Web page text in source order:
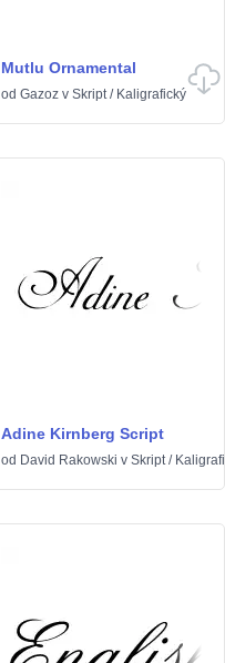
Mutlu Ornamental
od Gazoz v Skript/ Kaligrafický
Adine Kirnberg Script
od David Rakowski v Skript/